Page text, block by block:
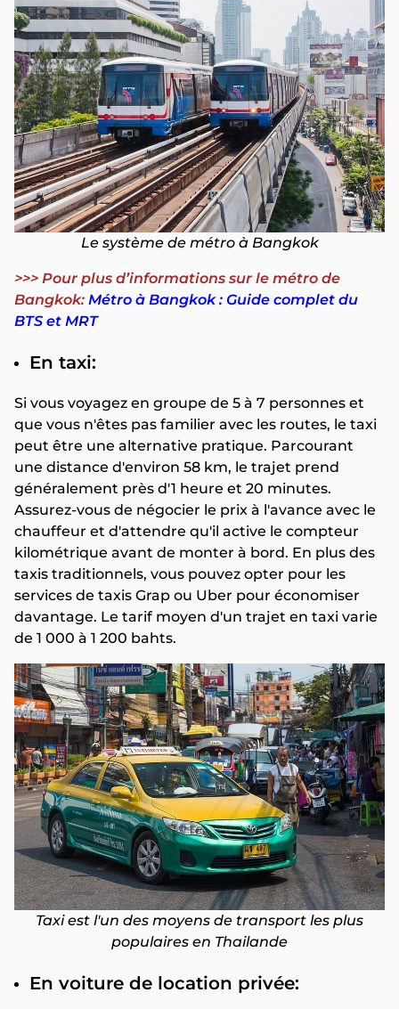
Le système de métro à Bangkok
>>> Pour plus d’informations sur le métro de
Bangkok: Métro à Bangkok : Guide complet du
BTS et MRT
En taxi:
Si vous voyagez en groupe de 5 à 7 personnes et
que vous n'êtes pas familier avec les routes, le taxi
peut être une alternative pratique. Parcourant
une distance d'environ 58 km, le trajet prend
généralement près d'1 heure et 20 minutes.
Assurez-vous de négocier le prix à l'avance avec le
chauffeur et d'attendre qu'il active le compteur
kilométrique avant de monter à bord. En plus des
taxis traditionnels, vous pouvez opter pour les
services de taxis Grap ou Uber pour économiser
davantage. Le tarif moyen d'un trajet en taxi varie
de 1 000 à 1 200 bahts.
Taxi est l'un des moyens de transport les plus
populaires en Thailande
En voiture de location privée: